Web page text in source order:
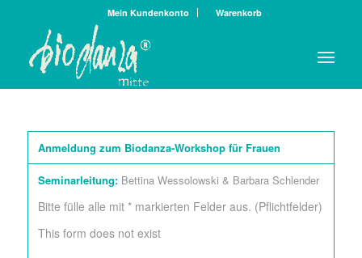
Mein Kundenkonto Warenkorb
Anmeldung zum Biodanza-Workshop für Frauen
Seminarleitung:Bettina Wessolowski & Barbara Schlender
Bitte fülle alle mit * markierten Felder aus. (Pflichtfelder)
This form does not exist